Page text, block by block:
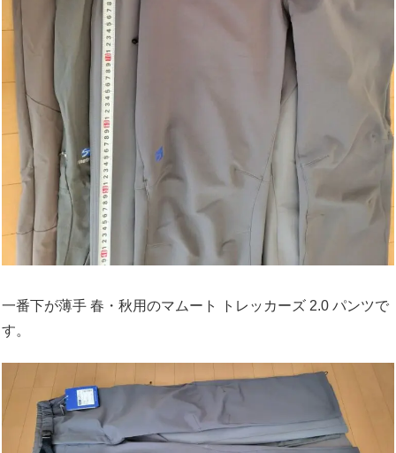
一番下が薄手 春・秋用のマムート トレッカーズ 2.0 パンツで
す。